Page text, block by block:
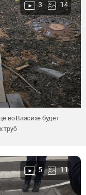
3 14
во Власихе будет
труб
5 11